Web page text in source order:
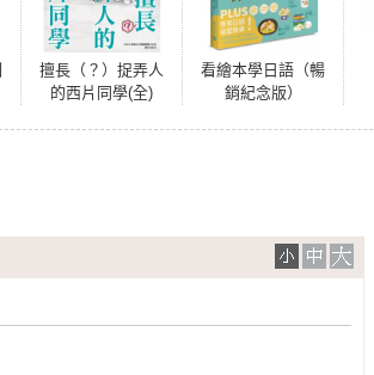
擅長（？）捉弄人
的西片同學(全)
看繪本學日語（暢
銷紀念版）